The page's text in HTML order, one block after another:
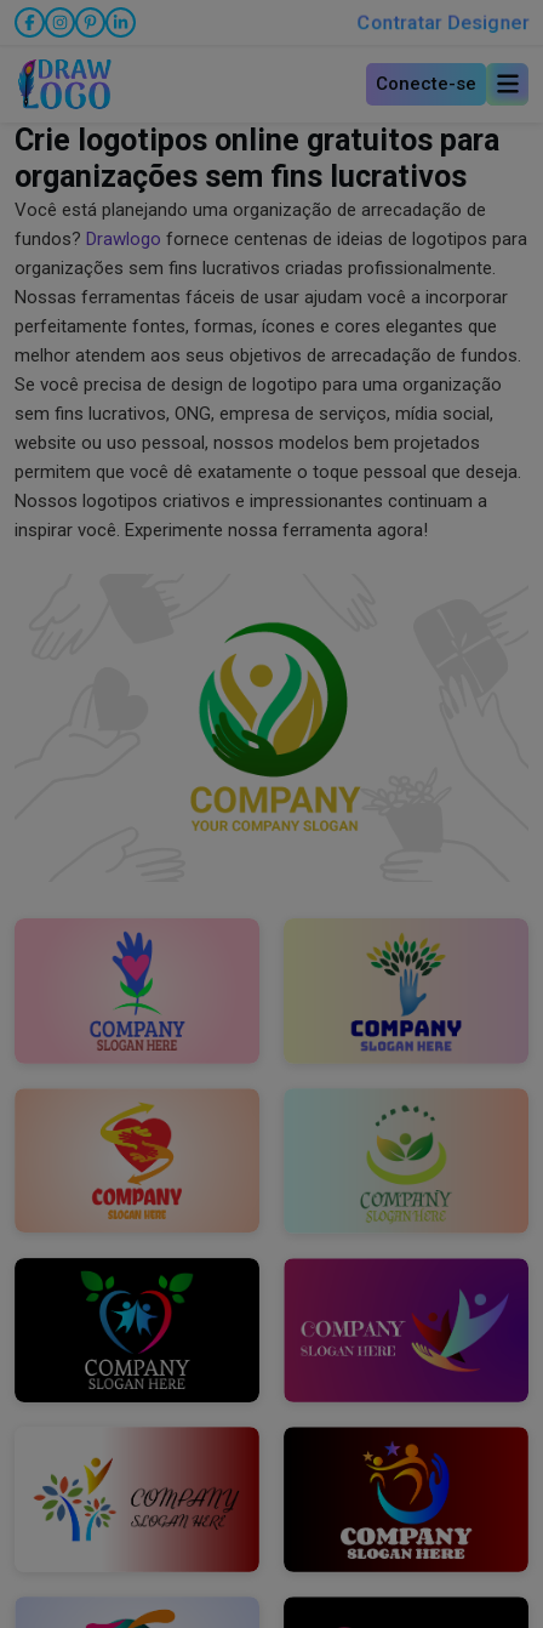
Contratar Designer
Conecte-se
Crie logotipos online gratuitos para
organizações sem fins lucrativos
Você está planejando uma organização de arrecadação de
fundos? Drawlogo fornece centenas de ideias de logotipos para
organizações sem fins lucrativos criadas profissionalmente.
Nossas ferramentas fáceis de usar ajudam você a incorporar
perfeitamente fontes, formas, ícones e cores elegantes que
melhor atendem aos seus objetivos de arrecadação de fundos.
Se você precisa de design de logotipo para uma organização
sem fins lucrativos, ONG, empresa de serviços, mídia social,
website ou uso pessoal, nossos modelos bem projetados
permitem que você dê exatamente o toque pessoal que deseja.
Nossos logotipos criativos e impressionantes continuam a
inspirar você. Experimente nossa ferramenta agora!